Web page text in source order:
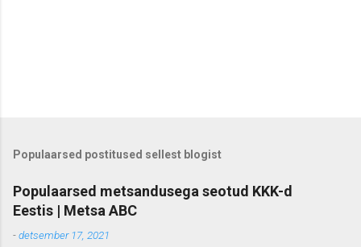
Populaarsed postitused sellest blogist
Populaarsed metsandusega seotud KKK-d
Eestis | Metsa ABC
-detsember 17, 2021